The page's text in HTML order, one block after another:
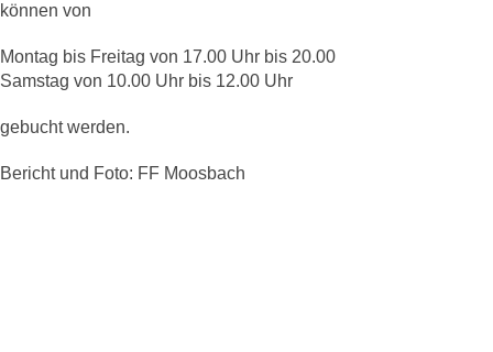
können von
Montag bis Freitag von 17.00 Uhr bis 20.00
Samstag von 10.00 Uhr bis 12.00 Uhr
gebucht werden.
Bericht und Foto: FF Moosbach